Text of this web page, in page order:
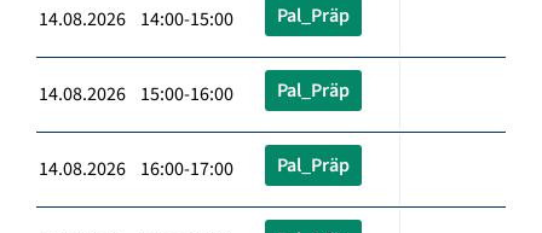
14.08.2026 14:00-15:00 Pal_Präp
14.08.2026 15:00-16:00 Pal_Präp
14.08.2026 16:00-17:00 Pal_Präp